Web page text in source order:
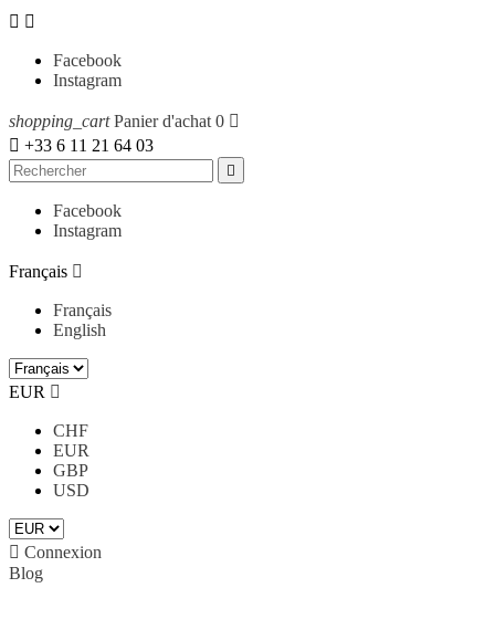
 
Facebook
Instagram
shopping_cart Panier d'achat 0 
 +33 6 11 21 64 03

Facebook
Instagram
Français 
Français
English
EUR 
CHF
EUR
GBP
USD
 Connexion
Blog